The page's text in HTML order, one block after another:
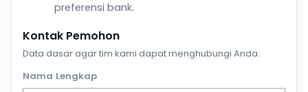
preferensi bank.
Kontak Pemohon
Data dasar agar tim kami dapat menghubungi Anda.
Nama Lengkap